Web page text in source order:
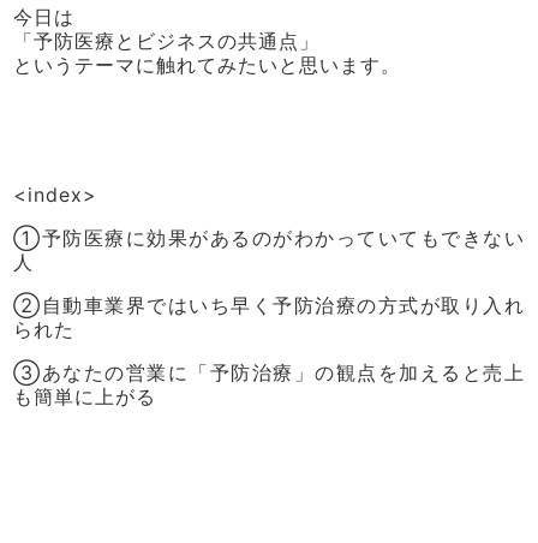
今日は
「予防医療とビジネスの共通点」
というテーマに触れてみたいと思います。
<index>
①予防医療に効果があるのがわかっていてもできない
人
②自動車業界ではいち早く予防治療の方式が取り入れ
られた
③あなたの営業に「予防治療」の観点を加えると売上
も簡単に上がる